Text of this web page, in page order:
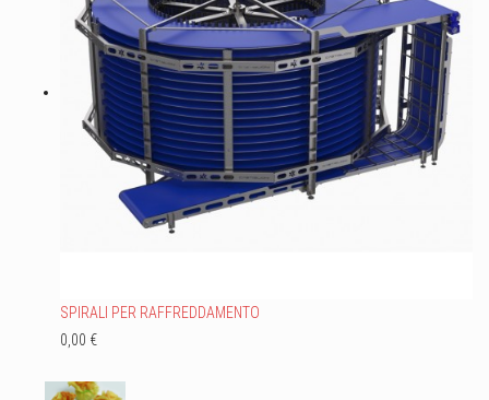
SPIRALI PER RAFFREDDAMENTO
0,00 €